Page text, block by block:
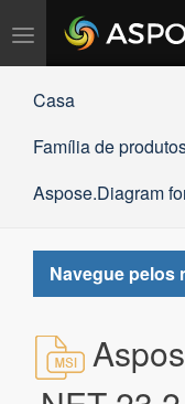
Alternar
navegação
Casa
Família de
Aspose.Diagram
Navegue